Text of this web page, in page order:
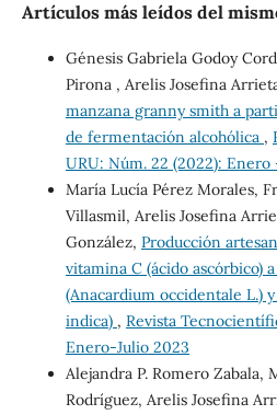
Artículos más leídos del
Génesis Gabriela Godoy
Pirona , Arelis Josefina
manzana granny smith a
de fermentación alcohólica ,
URU: Núm. 22 (2022): Enero
María Lucía Pérez Morales,
Villasmil, Arelis Josefina
González, Producción
vitamina C (ácido ascórbico)
(Anacardium occidentale L.)
indica) , Revista
Enero-Julio 2023
Alejandra P. Romero Zabala,
Rodríguez, Arelis Josefina